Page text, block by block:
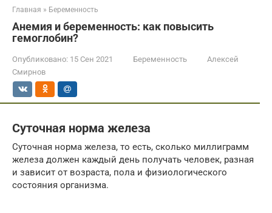
Главная » Беременность
Анемия и беременность: как повысить
гемоглобин?
Опубликовано: 15 Сен 2021 Беременность
Алексей
Смирнов
Суточная норма железа
Суточная норма железа, то есть, сколько миллиграмм
железа должен каждый день получать человек, разная
и зависит от возраста, пола и физиологического
состояния организма.